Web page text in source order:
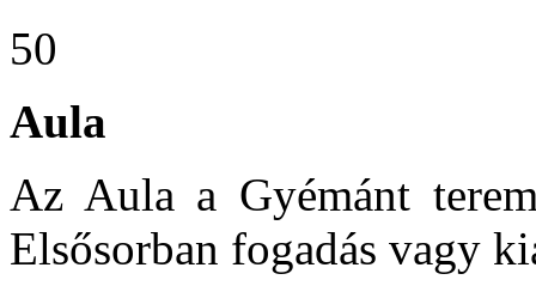
50
Aula
Az Aula a Gyémánt
Elsősorban fogadás vagy